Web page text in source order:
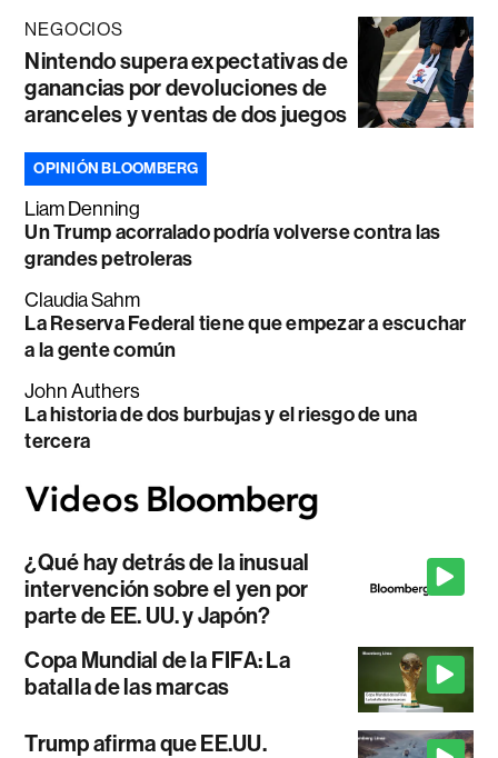
NEGOCIOS
Nintendo supera expectativas de
ganancias por devoluciones de
aranceles y ventas de dos juegos
OPINIÓN BLOOMBERG
Liam Denning
Un Trump acorralado podría volverse contra las
grandes petroleras
Claudia Sahm
La Reserva Federal tiene que empezar a escuchar
a la gente común
John Authers
La historia de dos burbujas y el riesgo de una
tercera
¿Qué hay detrás de la inusual
intervención sobre el yen por
parte de EE. UU. y Japón?
Copa Mundial de la FIFA: La
batalla de las marcas
Trump afirma que EE.UU.